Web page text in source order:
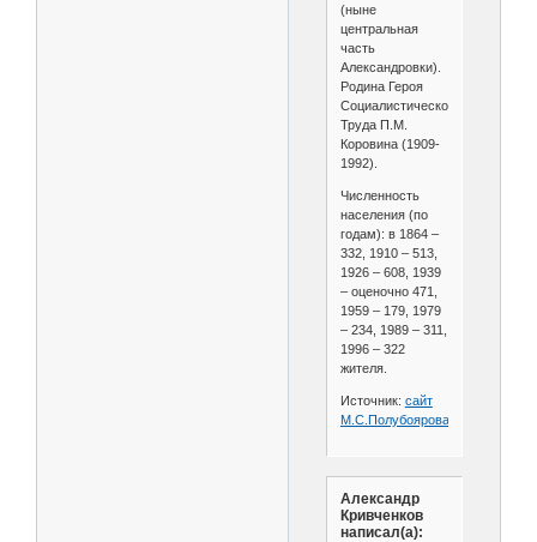
(ныне
центральная
часть
Александровки).
Родина Героя
Социалистического
Труда П.М.
Коровина (1909-
1992).
Численность
населения (по
годам): в 1864 –
332, 1910 – 513,
1926 – 608, 1939
– оценочно 471,
1959 – 179, 1979
– 234, 1989 – 311,
1996 – 322
жителя.
Источник: сайт
М.С.Полубоярова
Александр
Кривченков
написал(а):